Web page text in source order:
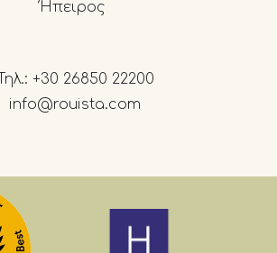
Ήπειρος
Τηλ.: +30 26850 22200
info@rouista.com